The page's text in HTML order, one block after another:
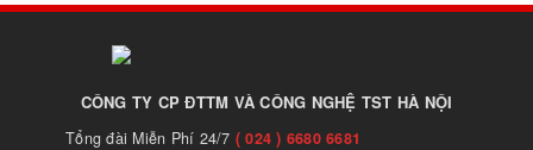
CÔNG TY CP ĐTTM VÀ CÔNG NGHỆ TST HÀ NỘI
Tổng đài Miễn Phí 24/7 ( 024 ) 6680 6681